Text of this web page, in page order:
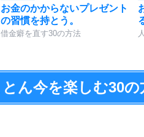
お金のかからないプレゼント
の習慣を持とう。
借金癖を直す30の方法
とん今を楽しむ30の